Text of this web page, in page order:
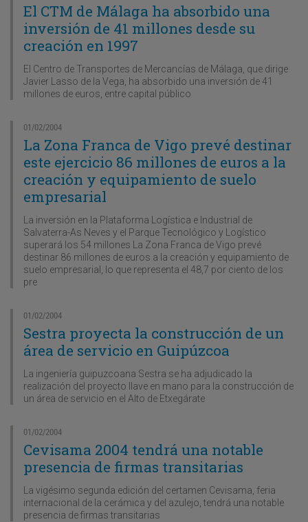
El CTM de Málaga ha absorbido una
inversión de 41 millones desde su
creación en 1997
El Centro de Transportes de Mercancías de Málaga, que dirige
Javier Lasso de la Vega, ha absorbido una inversión de 41
millones de euros, entre capital público
01/02/2004
La Zona Franca de Vigo prevé destinar
este ejercicio 86 millones de euros a la
creación y equipamiento de suelo
empresarial
La inversión en la Plataforma Logística e Industrial de
Salvaterra-As Neves y el Parque Tecnológico y Logístico
superará los 54 millones La Zona Franca de Vigo prevé
destinar 86 millones de euros a la creación y equipamiento de
suelo empresarial, lo que representa el 48,7 por ciento de los
pre
01/02/2004
Sestra proyecta la construcción de un
área de servicio en Guipúzcoa
La ingeniería guipuzcoana Sestra se ha adjudicado la
realización del proyecto llave en mano para la construcción de
un área de servicio en el Alto de Etxegárate
01/02/2004
Cevisama 2004 tendrá una notable
presencia de firmas transitarias
La vigésimo segunda edición del certamen Cevisama, feria
internacional de la cerámica y del azulejo, tendrá una notable
presencia de firmas transitarias